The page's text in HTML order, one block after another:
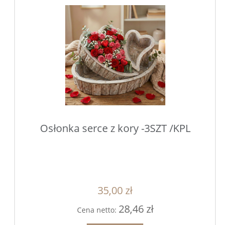
Osłonka serce z kory -3SZT /KPL
35,00 zł
Cena netto: 28,46 zł